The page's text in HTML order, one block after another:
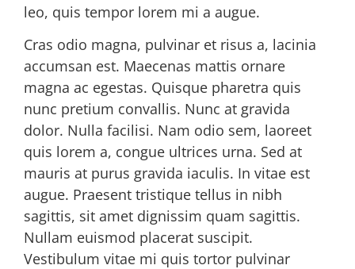
leo, quis tempor lorem mi a augue.
Cras odio magna, pulvinar et risus a, lacinia
accumsan est. Maecenas mattis ornare
magna ac egestas. Quisque pharetra quis
nunc pretium convallis. Nunc at gravida
dolor. Nulla facilisi. Nam odio sem, laoreet
quis lorem a, congue ultrices urna. Sed at
mauris at purus gravida iaculis. In vitae est
augue. Praesent tristique tellus in nibh
sagittis, sit amet dignissim quam sagittis.
Nullam euismod placerat suscipit.
Vestibulum vitae mi quis tortor pulvinar